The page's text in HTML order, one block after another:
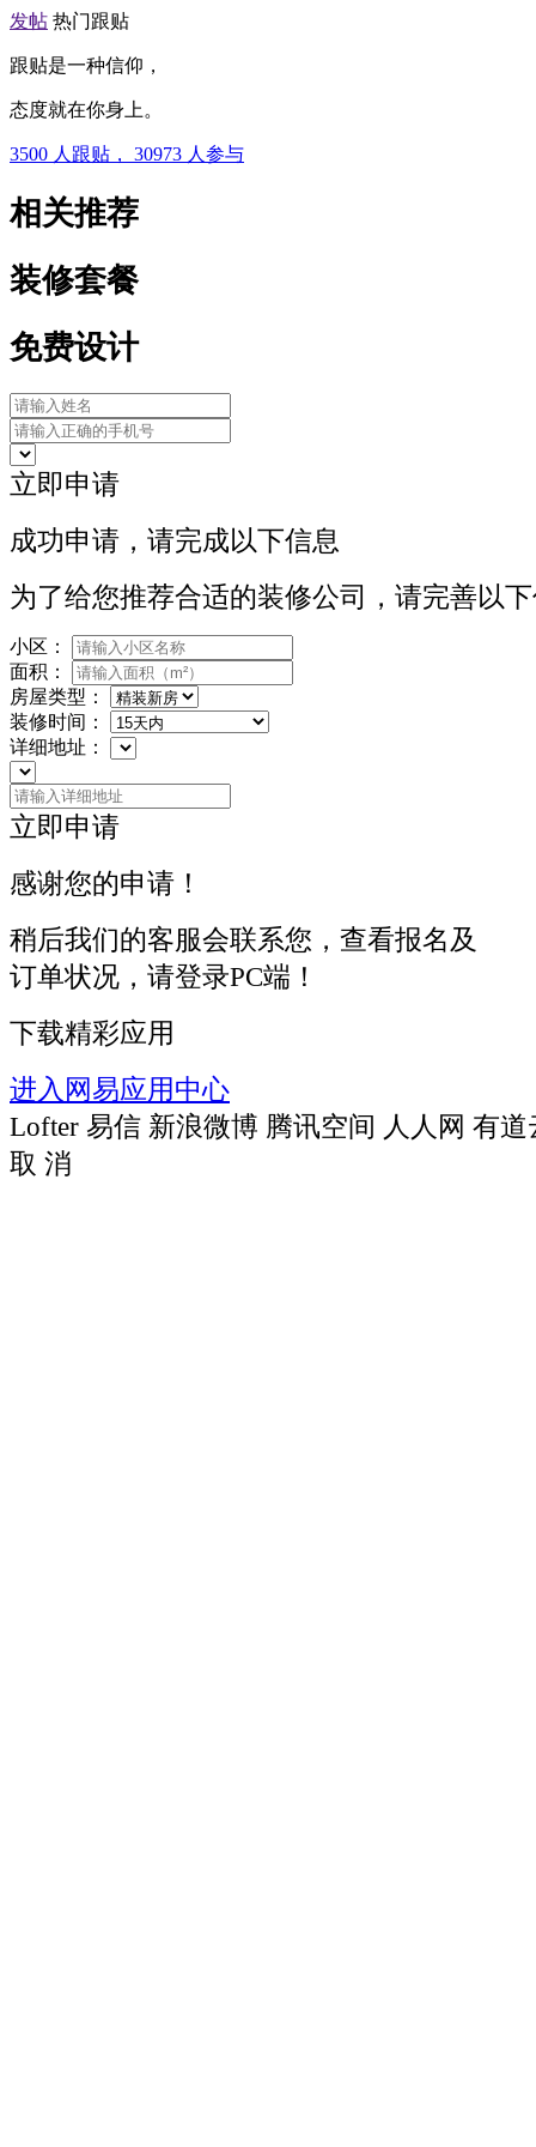
发帖 热门跟贴
跟贴是一种信仰，
态度就在你身上。
3500 人跟贴， 30973 人参与
相关推荐
装修套餐
免费设计
立即申请
成功申请，请完成以下信息
为了给您推荐合适的装修公司，请完善以
小区：
面积：
房屋类型：
装修时间：
详细地址：
立即申请
感谢您的申请！
稍后我们的客服会联系您，查看报名及
订单状况，请登录PC端！
下载精彩应用
进入网易应用中心
Lofter 易信 新浪微博 腾讯空间 人人网 有道
取 消